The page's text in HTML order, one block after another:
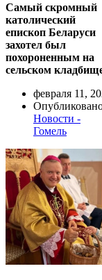
Самый скромный
католический
епископ Беларуси
захотел был
похороненным на
сельском
февраля 11,
Новости -
Гомель